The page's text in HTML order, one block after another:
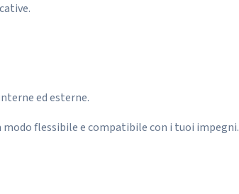
ed esterne.
flessibile e compatibile con i tuoi impegni.